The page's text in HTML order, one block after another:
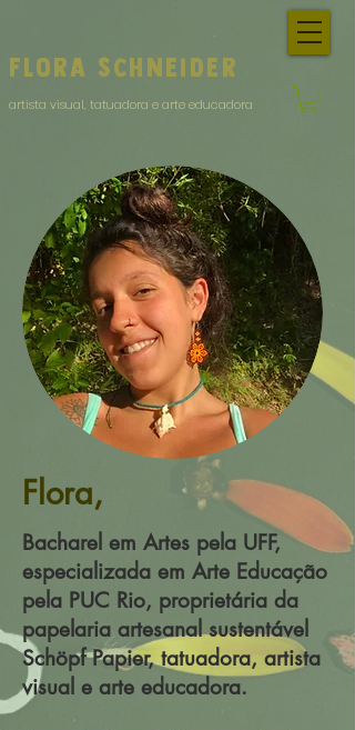
artista visual, tatuadora e arte educadora
Flora Schneider
Flora,
Bacharel em Artes pela UFF,
especializada em Arte Educação
pela PUC Rio, proprietária da
papelaria artesanal sustentável
Schöpf Papier, tatuadora, artista
visual e arte educadora.